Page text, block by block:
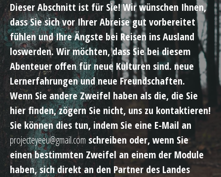
Dieser Abschnitt ist für Sie! Wir wünschen Ihnen,
dass Sie sich vor Ihrer Abreise gut vorbereitet
fühlen und Ihre Ängste bei Reisen ins Ausland
loswerden. Wir möchten, dass Sie bei diesem
Abenteuer offen für neue Kulturen sind. neue
Lernerfahrungen und neue Freundschaften.
Wenn Sie andere Zweifel haben als die, die Sie
hier finden, zögern Sie nicht, uns zu kontaktieren!
Sie können dies tun, indem Sie eine E-Mail an
projecteyeeu@gmail.com schreiben oder, wenn Sie
einen bestimmten Zweifel an einem der Module
haben, sich direkt an den Partner des Landes